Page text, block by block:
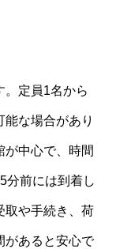
。定員1名から
な場合があり
が中心で、時間
分前には到着し
取や手続き、荷
があると安心で